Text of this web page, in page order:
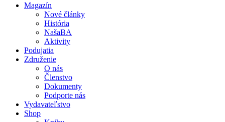
Magazín
Nové články
História
NašaBA
Aktivity
Podujatia
Združenie
O nás
Členstvo
Dokumenty
Podporte nás
Vydavateľstvo
Shop